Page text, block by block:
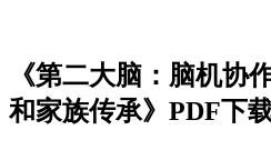
《第二大脑：脑机协
和家族传承》PDF下